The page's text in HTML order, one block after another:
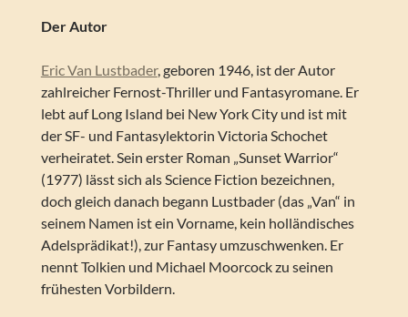
Der Autor
Eric Van Lustbader, geboren 1946, ist der Autor
zahlreicher Fernost-Thriller und Fantasyromane. Er
lebt auf Long Island bei New York City und ist mit
der SF- und Fantasylektorin Victoria Schochet
verheiratet. Sein erster Roman „Sunset Warrior“
(1977) lässt sich als Science Fiction bezeichnen,
doch gleich danach begann Lustbader (das „Van“ in
seinem Namen ist ein Vorname, kein holländisches
Adelsprädikat!), zur Fantasy umzuschwenken. Er
nennt Tolkien und Michael Moorcock zu seinen
frühesten Vorbildern.